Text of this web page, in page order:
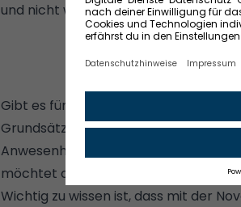
und nicht wie bisher lediglich auf
Gibt es für Eigentümer eine
Grundsätzlich sind alle Eigentümer
Anwesenheitspflicht gibt es jedoch
möchtet oder nicht.
Wichtig zu wissen ist, dass mit der